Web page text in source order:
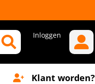
Inloggen
Klant worden?